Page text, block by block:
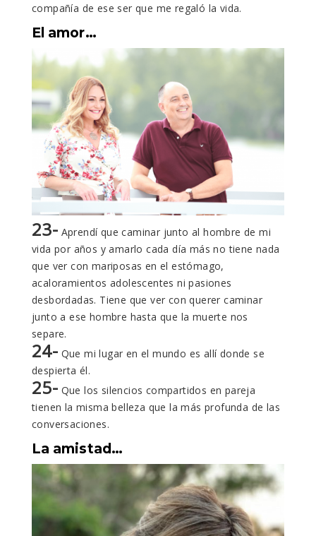
compañía de ese ser que me regaló la vida.
El amor…
23- Aprendí que caminar junto al hombre de mi
vida por años y amarlo cada día más no tiene nada
que ver con mariposas en el estómago,
acaloramientos adolescentes ni pasiones
desbordadas. Tiene que ver con querer caminar
junto a ese hombre hasta que la muerte nos
separe.
24- Que mi lugar en el mundo es allí donde se
despierta él.
25- Que los silencios compartidos en pareja
tienen la misma belleza que la más profunda de las
conversaciones.
La amistad…